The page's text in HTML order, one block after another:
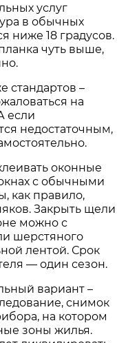
услуг
в обычных
ниже 18 градусов.
чуть выше,
стандартов –
на
если
недостаточным,
оконные
с обычными
как правило,
Закрыть щели
можно с
шерстяного
лентой. Срок
— один сезон.
вариант –
снимок
на котором
зоны жилья.